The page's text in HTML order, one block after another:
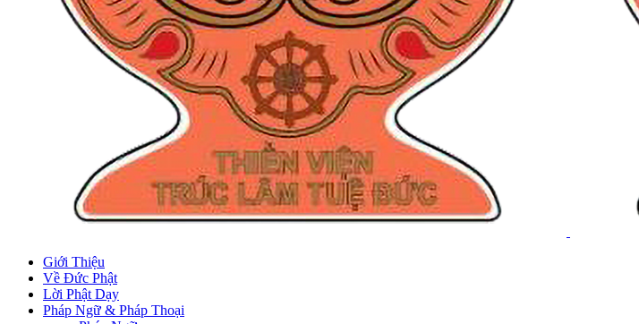
Giới Thiệu
Về Đức Phật
Lời Phật Dạy
Pháp Ngữ & Pháp Thoại